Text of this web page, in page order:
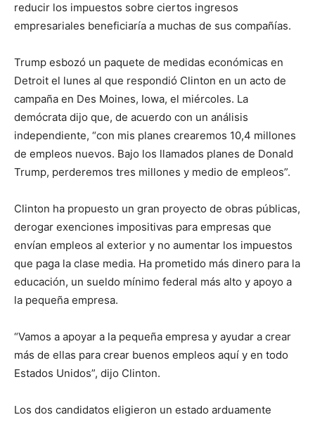
reducir los impuestos sobre ciertos ingresos
empresariales beneficiaría a muchas de sus compañías.
Trump esbozó un paquete de medidas económicas en
Detroit el lunes al que respondió Clinton en un acto de
campaña en Des Moines, Iowa, el miércoles. La
demócrata dijo que, de acuerdo con un análisis
independiente, “con mis planes crearemos 10,4 millones
de empleos nuevos. Bajo los llamados planes de Donald
Trump, perderemos tres millones y medio de empleos”.
Clinton ha propuesto un gran proyecto de obras públicas,
derogar exenciones impositivas para empresas que
envían empleos al exterior y no aumentar los impuestos
que paga la clase media. Ha prometido más dinero para la
educación, un sueldo mínimo federal más alto y apoyo a
la pequeña empresa.
“Vamos a apoyar a la pequeña empresa y ayudar a crear
más de ellas para crear buenos empleos aquí y en todo
Estados Unidos”, dijo Clinton.
Los dos candidatos eligieron un estado arduamente